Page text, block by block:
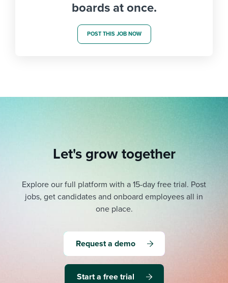
boards at once.
POST THIS JOB NOW
Let's grow together
Explore our full platform with a 15-day free trial. Post
jobs, get candidates and onboard employees all in
one place.
Request a demo
Start a free trial